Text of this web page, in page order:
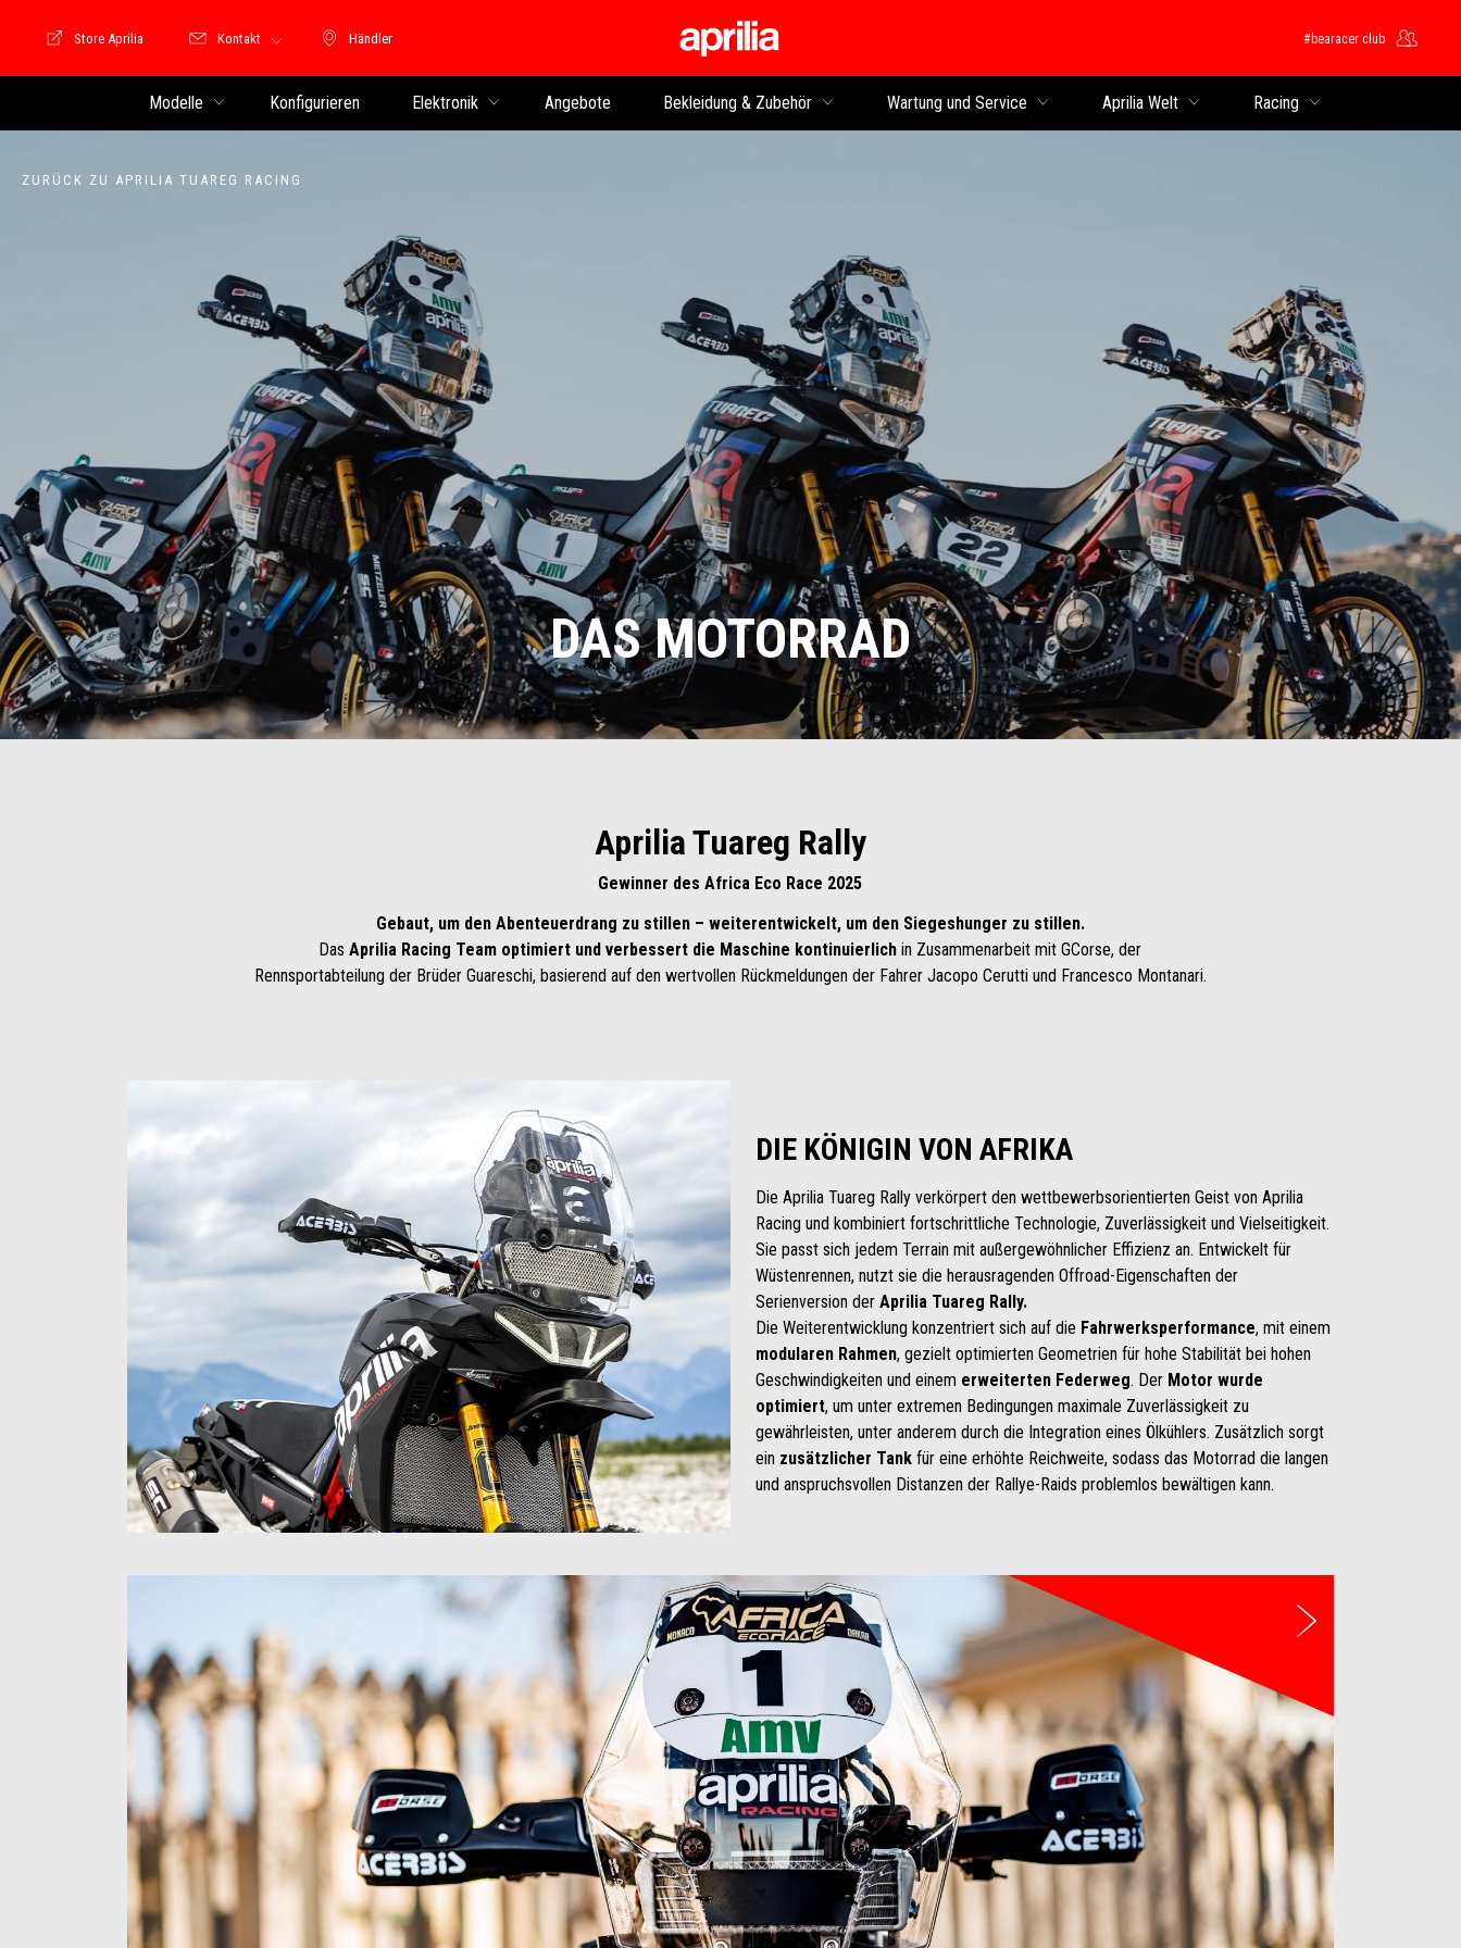
Händler
Händler
Store Motoguzzi
Store Aprilia Kontakt #bearacer club
Modelle Konfigurieren Elektronik Angebote Bekleidung & Zubehör Wartung und Service Aprilia Welt Racing
ZURÜCK ZU APRILIA TUAREG RACING
DAS MOTORRAD
Aprilia Tuareg Rally
Gewinner des Africa Eco Race 2025
Gebaut, um den Abenteuerdrang zu stillen – weiterentwickelt, um den Siegeshunger zu stillen.
DasAprilia Racing Team optimiert und verbessert die Maschine kontinuierlichin Zusammenarbeit mit GCorse, der
Rennsportabteilung der Brüder Guareschi, basierend auf den wertvollen Rückmeldungen der Fahrer Jacopo Cerutti und Francesco Montanari.
DIE KÖNIGIN VON AFRIKA
Die Aprilia Tuareg Rally verkörpert den wettbewerbsorientierten Geist von Aprilia
Racing und kombiniert fortschrittliche Technologie, Zuverlässigkeit und Vielseitigkeit.
Sie passt sich jedem Terrain mit außergewöhnlicher Effizienz an. Entwickelt für
Wüstenrennen, nutzt sie die herausragenden Offroad-Eigenschaften der
Serienversion derAprilia Tuareg Rally.
Die Weiterentwicklung konzentriert sich auf die Fahrwerksperformance, mit einem
modularen Rahmen, gezielt optimierten Geometrien für hohe Stabilität bei hohen
Geschwindigkeiten und einem erweiterten Federweg. Der Motor wurde
optimiert, um unter extremen Bedingungen maximale Zuverlässigkeit zu
gewährleisten, unter anderem durch die Integration eines Ölkühlers. Zusätzlich sorgt
ein zusätzlicher Tankfür eine erhöhte Reichweite, sodass das Motorrad die langen
und anspruchsvollen Distanzen der Rallye-Raids problemlos bewältigen kann.
Weiter